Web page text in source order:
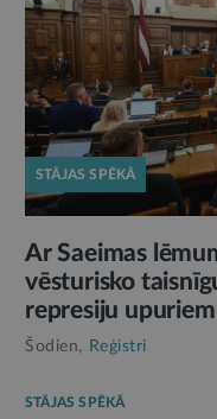
STĀJAS SPĒKĀ
Ar Saeimas
vēsturisko
represiju upuriem
Šodien,
Reģistri
STĀJAS SPĒKĀ